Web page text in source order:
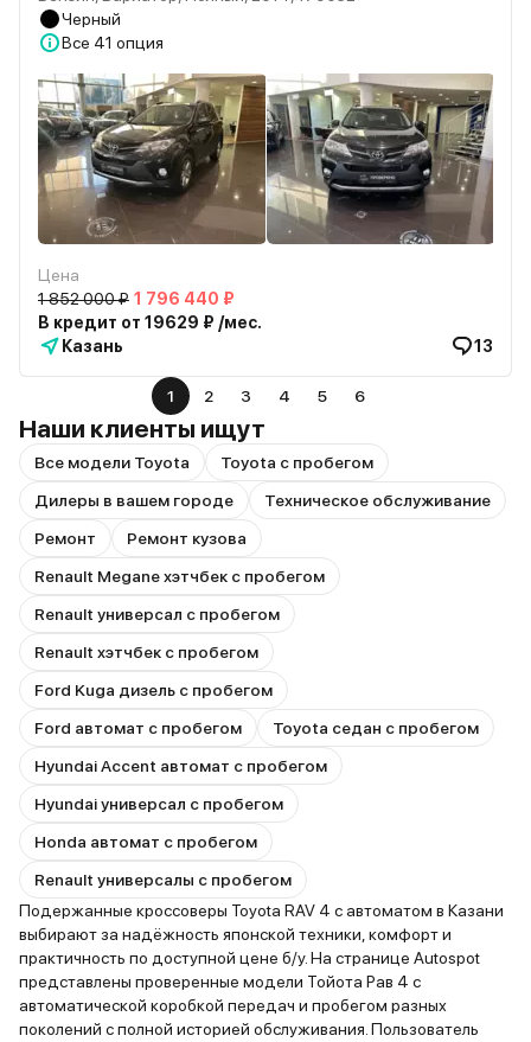
Черный
Все 41 опция
Цена
1 852 000 ₽ 1 796 440 ₽
В кредит от 19629 ₽ /мес.
Казань
13
1 2 3 4 5 6
Наши клиенты ищут
Все модели Toyota
Toyota с пробегом
Дилеры в вашем городе
Техническое обслуживание
Ремонт
Ремонт кузова
Renault Megane хэтчбек с пробегом
Renault универсал с пробегом
Renault хэтчбек с пробегом
Ford Kuga дизель с пробегом
Ford автомат с пробегом
Toyota седан с пробегом
Hyundai Accent автомат с пробегом
Hyundai универсал с пробегом
Honda автомат с пробегом
Renault универсалы с пробегом
Подержанные кроссоверы Toyota RAV 4 с автоматом в Казани
выбирают за надёжность японской техники, комфорт и
практичность по доступной цене б/у. На странице Autospot
представлены проверенные модели Тойота Рав 4 с
автоматической коробкой передач и пробегом разных
поколений с полной историей обслуживания. Пользователь